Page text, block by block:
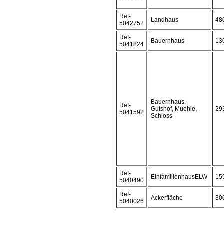
Ref-
5042752
Landhaus
Ref-
5041824
Bauernhaus
Ref-
5041592
Bauernhaus,
Gutshof, Muehle,
Schloss
Ref-
5040490
EinfamilienhausELW
Ref-
5040026
Ackerfläche